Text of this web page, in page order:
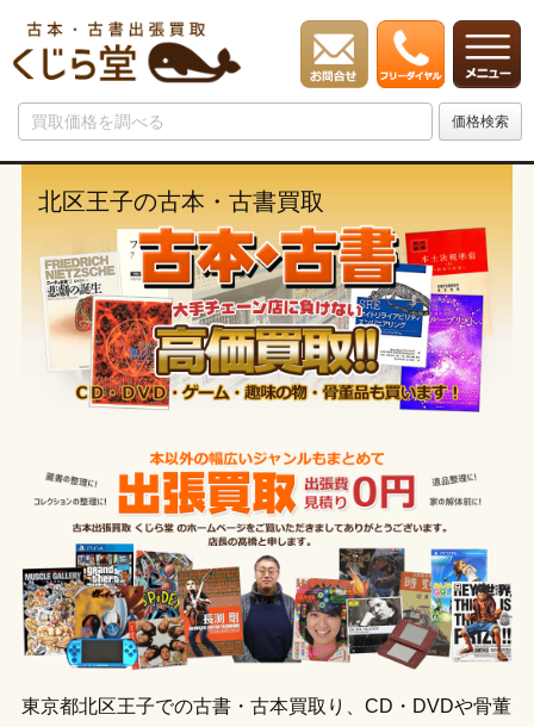
北区王子の古本・古書買取
東京都北区王子での古書・古本買取り、CD・DVDや骨董